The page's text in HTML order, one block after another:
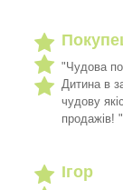
"Чудова
Дитина в
чудову
продажів! "
Ігор